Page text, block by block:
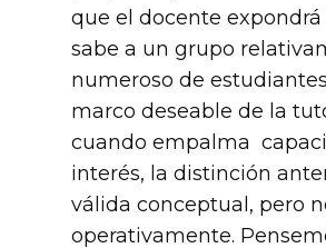
que el docente expondrá
sabe a un grupo
numeroso de
marco deseable de la
cuando empalma
interés, la distinción
válida conceptual, pero
operativamente.